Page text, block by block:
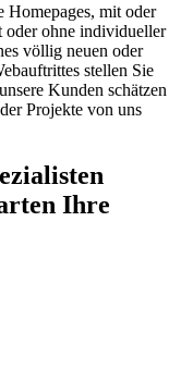
Homepages, mit oder
oder ohne individueller
völlig neuen oder
stellen Sie
Kunden schätzen
Projekte von uns
Ihre